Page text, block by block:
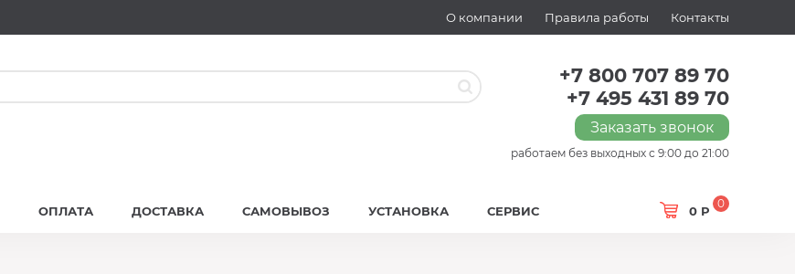
О компании Правила работы Контакты
+7 800 707 89 70
+7 495 431 89 70
Заказать звонок
работаем без выходных с 9:00 до 21:00
0 Р
0
ОПЛАТА ДОСТАВКА САМОВЫВОЗ УСТАНОВКА СЕРВИС